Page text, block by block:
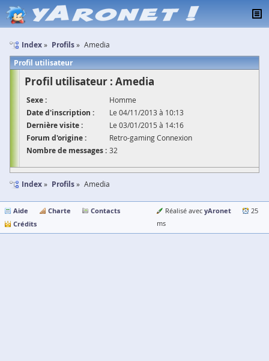
Index Profils Amedia
Profil utilisateur
Profil utilisateur : Amedia
Sexe : Homme
Date d'inscription : Le 04/11/2013 à 10:13
Dernière visite : Le 03/01/2015 à 14:16
Forum d'origine : Retro-gaming Connexion
Nombre de messages : 32
Index Profils Amedia
Aide Charte
Contacts
Crédits
Réalisé avec yAronet
25
ms